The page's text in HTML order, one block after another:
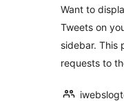
Want to
Tweets on
sidebar. This
requests to